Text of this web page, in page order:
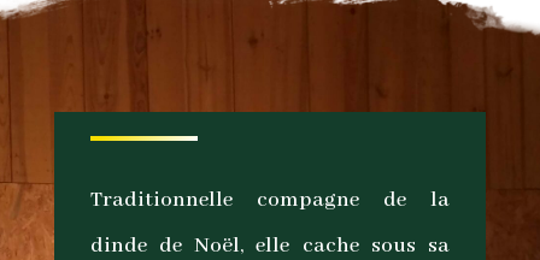
Traditionnelle compagne de la
dinde de Noël, elle cache sous sa